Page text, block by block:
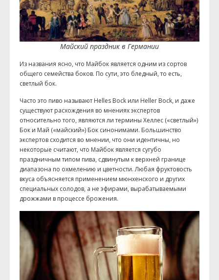
Майский праздник в Германии
Из названия ясно, что Майбок является одним из сортов
общего семейства боков. По сути, это бледный, то есть,
светлый бок.
Часто это пиво называют Helles Bock или Heller Bock, и даже
существуют расхождения во мнениях экспертов
относительно того, являются ли термины Хеллес («светлый»)
Бок и Май («майский») Бок синонимами. Большинство
экспертов сходится во мнении, что они идентичны, но
некоторые считают, что Майбок является сугубо
праздничным типом пива, сдвинутым к верхней границе
диапазона по охмелению и цветности. Любая фруктовость
вкуса объясняется применением мюнхенского и других
специальных солодов, а не эфирами, вырабатываемыми
дрожжами в процессе брожения.